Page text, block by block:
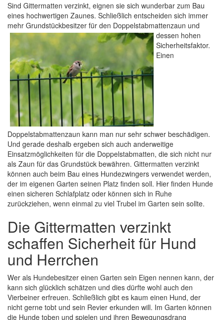
Sind Gittermatten verzinkt, eignen sie sich wunderbar zum Bau
eines hochwertigen Zaunes. Schließlich entscheiden sich immer
mehr Grundstückbesitzer für den Doppelstabmattenzaun und
dessen hohen
Sicherheitsfaktor.
Einen
Doppelstabmattenzaun kann man nur sehr schwer beschädigen.
Und gerade deshalb ergeben sich auch anderweitige
Einsatzmöglichkeiten für die Doppelstabmatten, die sich nicht nur
als Zaun für das Grundstück bewähren. Gittermatten verzinkt
können auch beim Bau eines Hundezwingers verwendet werden,
der im eigenen Garten seinen Platz finden soll. Hier finden Hunde
einen sicheren Schlafplatz oder können sich in Ruhe
zurückziehen, wenn einmal zu viel Trubel im Garten sein sollte.
Die Gittermatten verzinkt
schaffen Sicherheit für Hund
und Herrchen
Wer als Hundebesitzer einen Garten sein Eigen nennen kann, der
kann sich glücklich schätzen und dies dürfte wohl auch den
Vierbeiner erfreuen. Schließlich gibt es kaum einen Hund, der
nicht gerne tobt und sein Revier erkunden will. Im Garten können
die Hunde toben und spielen und ihren Bewegungsdrang